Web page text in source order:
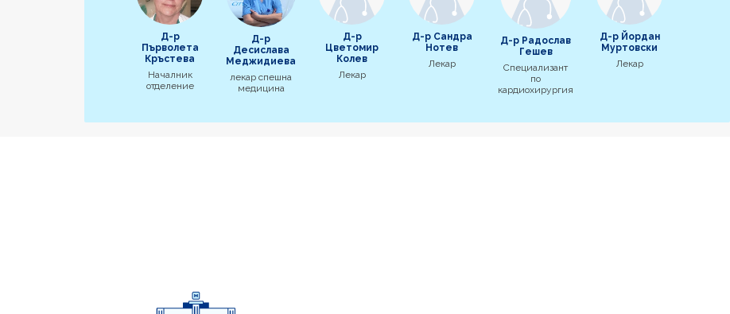
Д-р
Първолета
Кръстева
Началник
отделение
Д-р
Десислава
Меджидиева
лекар спешна
медицина
Д-р
Цветомир
Колев
Лекар
Д-р Сандра
Нотев
Лекар
Д-р Радослав
Гешев
Специализант
по
кардиохирургия
Д-р Йордан
Муртовски
Лекар